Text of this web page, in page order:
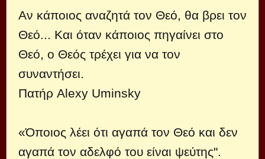
Αν κάποιος αναζητά τον Θεό, θα βρει τον
Θεό... Και όταν κάποιος πηγαίνει στο
Θεό, ο Θεός τρέχει για να τον
συναντήσει.
Πατήρ Alexy Uminsky
«Όποιος λέει ότι αγαπά τον Θεό και δεν
αγαπά τον αδελφό του είναι ψεύτης".